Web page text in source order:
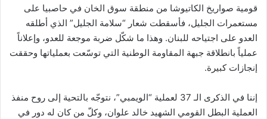
قومية صواريخ الكاتيوشا من منطقة سوق الخان في حاصبيا على
مستعمرات الجليل، فأسقطت شعار “سلامة الجليل” الذي أطلقه
العدو على اجتياحه للبنان. وهذا ما شكّل ضربة موجعة للعدو، وإعلاناً
عملياً بانطلاقة جبهة المقاومة الوطنية التي توسّعت بعملياتها وحققت
إنجازات كبيرة.
إننا في الذكرى الـ 37 لعملية “الويمبي”، نتوجّه بالتحية إلى روح منفذ
العملية البطل القومي الشهيد خالد علوان، وكلّ من كان له دور في